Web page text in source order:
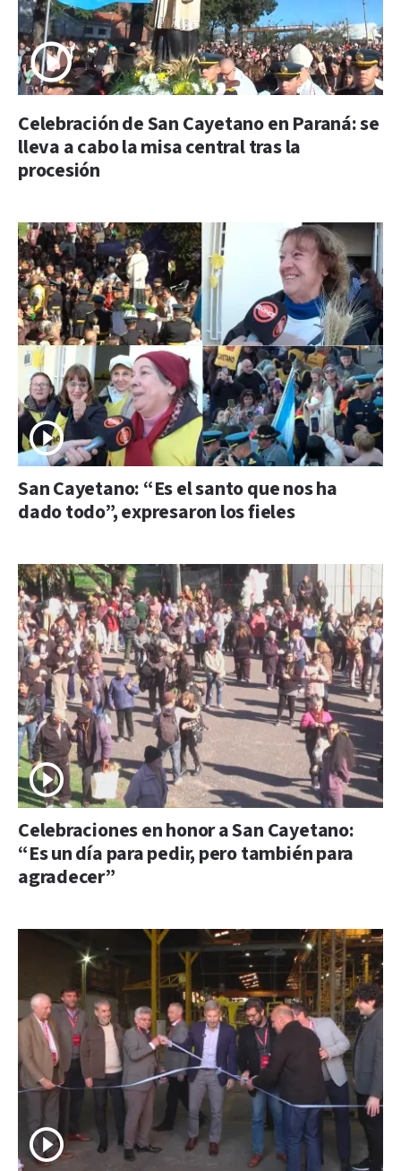
Celebración de San Cayetano en Paraná: se
lleva a cabo la misa central tras la
procesión
San Cayetano: “Es el santo que nos ha
dado todo”, expresaron los fieles
Celebraciones en honor a San Cayetano:
“Es un día para pedir, pero también para
agradecer”